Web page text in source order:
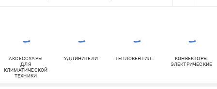
АКСЕССУАРЫ
ДЛЯ
КЛИМАТИЧЕСКОЙ
ТЕХНИКИ
УДЛИНИТЕЛИ
КОНВЕКТОРЫ
ЭЛЕКТРИЧЕСКИЕ